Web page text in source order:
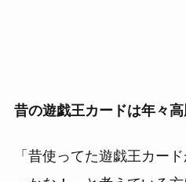
昔の遊戯王カードは年々高
「昔使ってた遊戯王カー